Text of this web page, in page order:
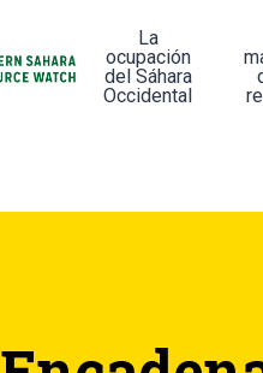
La
ocupación
del Sáhara
Occidental